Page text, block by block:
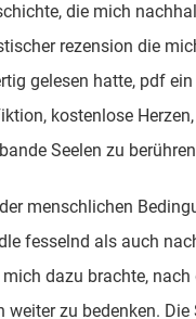
die mich
rezension die
gelesen hatte, pdf
kostenlose
Seelen zu
menschlichen
fesselnd als auch
dazu brachte, nach
weiter zu bedenken. Die